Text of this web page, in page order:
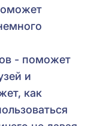
- поможет
и
как